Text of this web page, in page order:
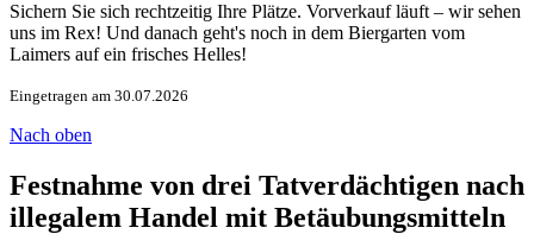
Sichern Sie sich rechtzeitig Ihre Plätze. Vorverkauf läuft – wir sehen
uns im Rex! Und danach geht's noch in dem Biergarten vom
Laimers auf ein frisches Helles!
Eingetragen am 30.07.2026
Nach oben
Festnahme von drei Tatverdächtigen nach
illegalem Handel mit Betäubungsmitteln